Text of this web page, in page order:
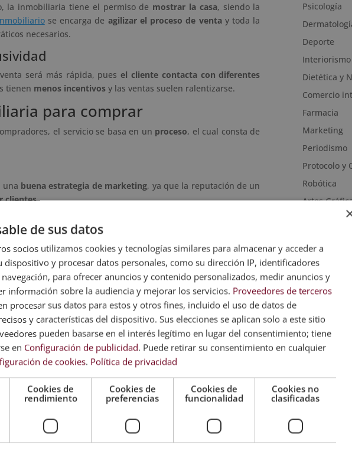
la inmobiliaria tiene el permiso de mostrar la casa, siendo la
se encarga de agilizar el proceso de ventay toda la
necesarios.
será más rápida, puesel cliente contacta con diferentes
tienen menos incentivos y las ventas suelen ralentizarse.
para comprar
el servicio se basa en un proceso, el cual consta de
una buena estrategia de marketing, ya que la reputación de un
clientes.
le explicará qué tipo de vivienda quiere adquirir o, por el
y quiera visitarlos.
necesarios para comprar la vivienda. También hará
de estar interesado en la vivienda y querer adquirirla,se
que se lo ha enseñado.
el interés en el cliente, deberá depositar una reserva onota de
clientes. La cantidad puede variar, pero suele rondar entre
inicial de la vivienda. Si la operación no sigue adelante, la
Psicología
Deporte
Interiorismo
Dietética y
Comercio
Farmacia
Marketing
Periodismo
Protocolo y
Robótica
Artes
Artes y
Sanidad
Moda &
Programas
Recursos
de sus datos
socios utilizamos cookies y tecnologías similares para almacenar y acceder a
dispositivo y procesar datos personales, como su dirección IP, identificadores
para ofrecer anuncios y contenido personalizados, medir anuncios y
información sobre la audiencia y mejorar los servicios. Proveedores de terceros
procesar sus datos para estos y otros fines, incluido el uso de datos de
y características del dispositivo. Sus elecciones se aplican solo a este sitio
pueden basarse en el interés legítimo en lugar del consentimiento; tiene
en Configuración de publicidad. Puede retirar su consentimiento en cualquier
de cookies. Política de privacidad
Cookies de
rendimiento
Cookies de
preferencias
Cookies de
funcionalidad
Cookies no
clasificadas